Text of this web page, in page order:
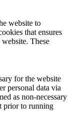
website to
that ensures
These
for the website
personal data via
as non-necessary
prior to running